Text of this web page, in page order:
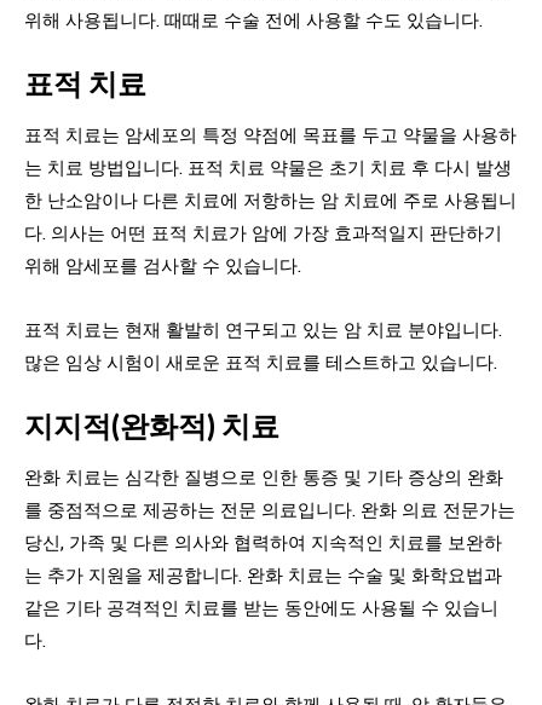
위해 사용됩니다. 때때로 수술 전에 사용할 수도 있습니다.
표적 치료
표적 치료는 암세포의 특정 약점에 목표를 두고 약물을 사용하
는 치료 방법입니다. 표적 치료 약물은 초기 치료 후 다시 발생
한 난소암이나 다른 치료에 저항하는 암 치료에 주로 사용됩니
다. 의사는 어떤 표적 치료가 암에 가장 효과적일지 판단하기
위해 암세포를 검사할 수 있습니다.
표적 치료는 현재 활발히 연구되고 있는 암 치료 분야입니다.
많은 임상 시험이 새로운 표적 치료를 테스트하고 있습니다.
지지적(완화적) 치료
완화 치료는 심각한 질병으로 인한 통증 및 기타 증상의 완화
를 중점적으로 제공하는 전문 의료입니다. 완화 의료 전문가는
당신, 가족 및 다른 의사와 협력하여 지속적인 치료를 보완하
는 추가 지원을 제공합니다. 완화 치료는 수술 및 화학요법과
같은 기타 공격적인 치료를 받는 동안에도 사용될 수 있습니
다.